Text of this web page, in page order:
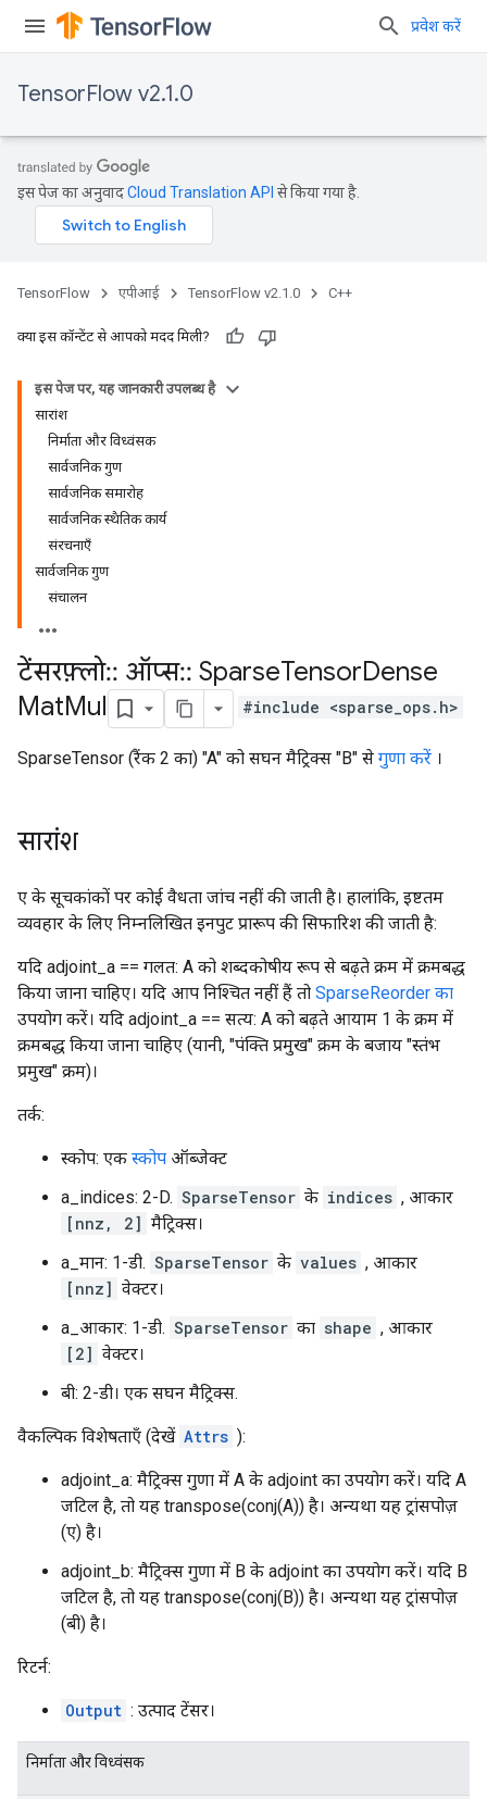
प्रवेश करें
TensorFlow v2.1.0
इस पेज का अनुवादCloud Translation API से किया गया है.
TensorFlow एपीआई TensorFlow v2.1.0 C++
क्या इस कॉन्टेंट से आपको मदद मिली?
इस पेज पर, यह जानकारी उपलब्ध है
सारांश
निर्माता और विध्वंसक
सार्वजनिक गुण
सार्वजनिक समारोह
सार्वजनिक स्थैतिक कार्य
संरचनाएँ
सार्वजनिक गुण
संचालन
टेंसरफ़्लो:: ऑप्स:: SparseTensorDense
MatMul #include <sparse_ops.h>
SparseTensor (रैंक 2 का) "A" को सघन मैट्रिक्स "B" से गुणा करें ।
सारांश
ए के सूचकांकों पर कोई वैधता जांच नहीं की जाती है। हालांकि, इष्टतम
व्यवहार के लिए निम्नलिखित इनपुट प्रारूप की सिफारिश की जाती है:
यदि adjoint_a == गलत: A को शब्दकोषीय रूप से बढ़ते क्रम में क्रमबद्ध
किया जाना चाहिए। यदि आप निश्चित नहीं हैं तो SparseReorder का
उपयोग करें। यदि adjoint_a == सत्य: A को बढ़ते आयाम 1 के क्रम में
क्रमबद्ध किया जाना चाहिए (यानी, "पंक्ति प्रमुख" क्रम के बजाय "स्तंभ
प्रमुख" क्रम)।
तर्क:
स्कोप: एक स्कोप ऑब्जेक्ट
a_indices: 2-D. SparseTensor के indices , आकार
[nnz, 2] मैट्रिक्स।
a_मान: 1-डी. SparseTensor के values , आकार
[nnz] वेक्टर।
a_आकार: 1-डी. SparseTensor का shape , आकार
[2] वेक्टर।
बी: 2-डी। एक सघन मैट्रिक्स.
वैकल्पिक विशेषताएँ (देखें Attrs ):
adjoint_a: मैट्रिक्स गुणा में A के adjoint का उपयोग करें। यदि A
जटिल है, तो यह transpose(conj(A)) है। अन्यथा यह ट्रांसपोज़
(ए) है।
adjoint_b: मैट्रिक्स गुणा में B के adjoint का उपयोग करें। यदि B
जटिल है, तो यह transpose(conj(B)) है। अन्यथा यह ट्रांसपोज़
(बी) है।
रिटर्न:
Output : उत्पाद टेंसर।
निर्माता और विध्वंसक